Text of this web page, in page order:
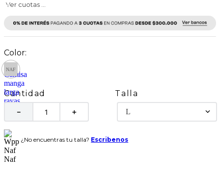
Ver cuotas ...
Cantidad
＋
－
Talla
L
¿No encuentras tu talla? Escribenos